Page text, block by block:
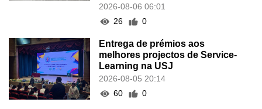
2026-08-06 06:01
26
0
Entrega de prémios aos
melhores projectos de Service-
Learning na USJ
2026-08-05 20:14
60
0